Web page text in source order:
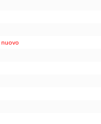
nuovo